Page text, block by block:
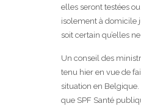
elles seront testées
isolement à domicile
soit certain qu’elles
Un conseil des
tenu hier en vue de
situation en
que SPF Santé